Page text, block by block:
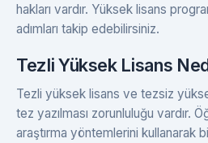
hakları vardır. Yüksek lisans
adımları takip edebilirsiniz.
Tezli Yüksek Lisans
Tezli yüksek lisans ve tezsiz
tez yazılması zorunluluğu vardır.
araştırma yöntemlerini kullanarak